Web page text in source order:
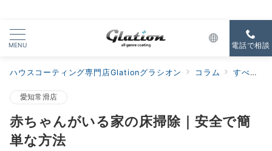
MENU 電話で相談
ハウスコーティング専門店Glationグラシオン コラム すべての新着
愛知常滑店
赤ちゃんがいる家の床掃除｜安全で簡
単な方法